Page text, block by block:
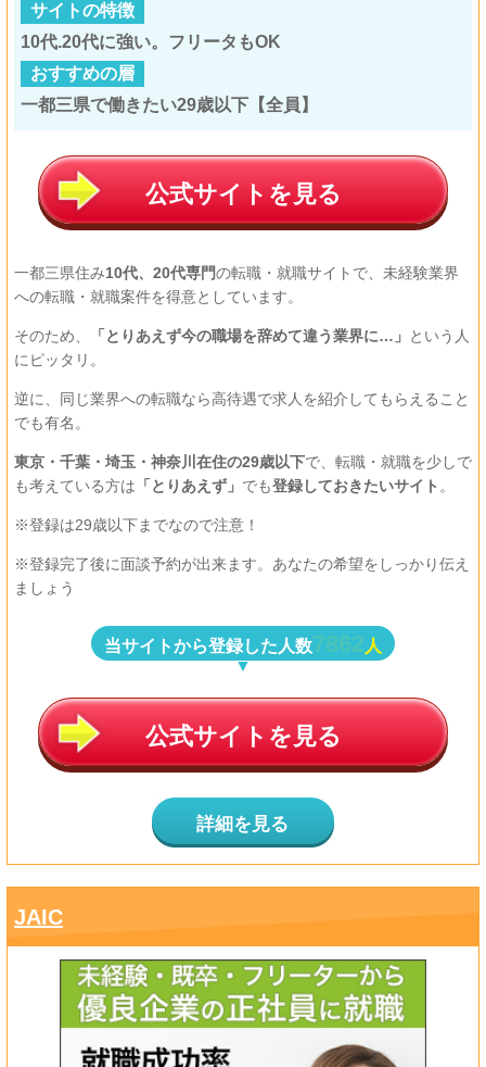
サイトの特徴
10代.20代に強い。フリータもOK
おすすめの層
一都三県で働きたい29歳以下【全員】
公式サイトを見る
一都三県住み10代、20代専門の転職・就職サイトで、未経験業界
への転職・就職案件を得意としています。
そのため、 「とりあえず今の職場を辞めて違う業界に…」 という人
にピッタリ。
逆に、同じ業界への転職なら高待遇で求人を紹介してもらえること
でも有名。
東京・千葉・埼玉・神奈川在住の29歳以下で、転職・就職を少しで
も考えている方は 「とりあえず」 でも登録しておきたいサイト 。
※登録は29歳以下までなので注意！
※登録完了後に面談予約が出来ます。あなたの希望をしっかり伝え
ましょう
当サイトから登録した人数7862 人
公式サイトを見る
詳細を見る
JAIC